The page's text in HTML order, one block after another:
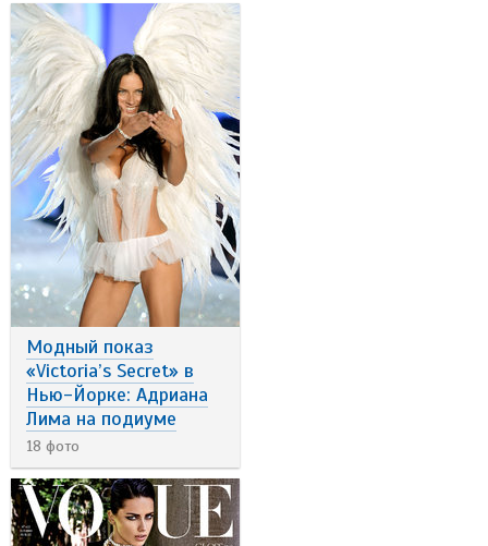
Модный показ
«Victoria’s Secret» в
Нью-Йорке: Адриана
Лима на подиуме
18 фото